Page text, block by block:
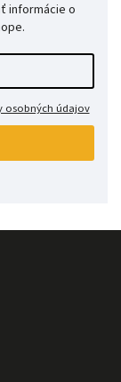
informácie o
osobných údajov